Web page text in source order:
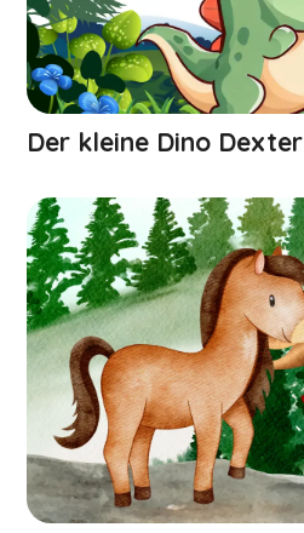
Der kleine Dino Dexter